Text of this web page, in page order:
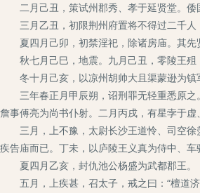
二月己丑，策试州郡秀、孝于延贤堂。倭
三月乙丑，初限荆州府置将不得过二千人
夏四月己卯，初禁淫祀，除诸房庙。其先
秋七月己巳，地震。九月己丑，零陵王殂
冬十月己亥，以凉州胡帅大且渠蒙逊为镇
三年春正月甲辰朔，诏刑罪无轻重悉原之
詹事傅亮为尚书仆射。二月丙戌，有星孛于虚
三月，上不豫，太尉长沙王道怜、司空徐
疾告庙而已。丁未，以庐陵王义真为侍中、
夏四月乙亥，封仇池公杨盛为武都郡王。
五月，上疾甚，召太子，戒之曰：“檀道济